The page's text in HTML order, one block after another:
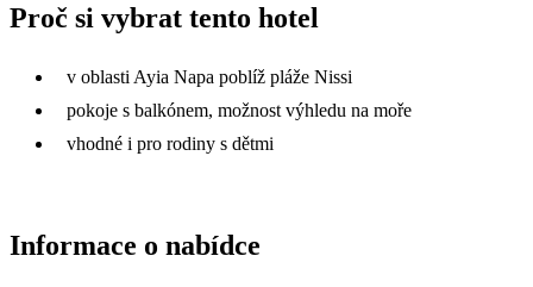
Proč si vybrat tento hotel
v oblasti Ayia Napa poblíž pláže Nissi
pokoje s balkónem, možnost výhledu na moře
vhodné i pro rodiny s dětmi
Informace o nabídce